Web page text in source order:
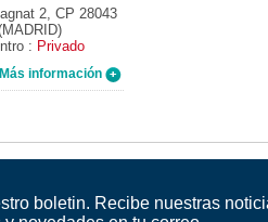
2, CP 28043
: Privado
Más información
boletin. Recibe nuestras